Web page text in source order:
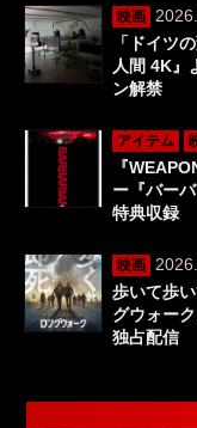
映画
「ドイツ
人間 4K』
ン解禁
アイテム
『
ー『バー
特典収録
映画
歩いて歩
グウォー
独占配信